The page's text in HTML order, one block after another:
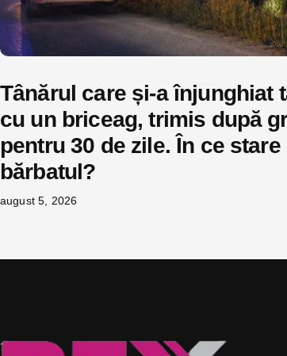
Tânărul care și-a înjunghiat
cu un briceag, trimis după
pentru 30 de zile. În ce stare
bărbatul?
august 5, 2026